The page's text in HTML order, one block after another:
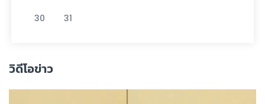
30 31
วิดีโอข่าว